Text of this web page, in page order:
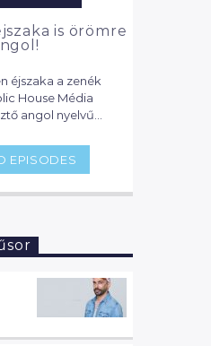
is örömre
éjszaka a zenék
House Média
angol nyelvű
Manna
pillanataiból.
EPISODES